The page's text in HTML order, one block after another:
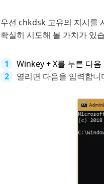
우선 chkdsk 고유의 지시를
확실히 시도해 볼 가치가 있
Winkey + X를 누른 다
열리면 다음을 입력합